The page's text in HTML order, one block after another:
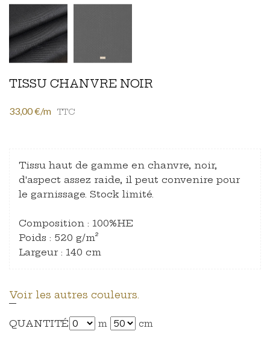
TISSU CHANVRE NOIR
33,00 €/m TTC
Tissu haut de gamme en chanvre, noir,
d'aspect assez raide, il peut convenire pour
le garnissage. Stock limité.
Composition : 100%HE
Poids : 520 g/m²
Largeur : 140 cm
Voir les autres couleurs.
QUANTITÉ m cm